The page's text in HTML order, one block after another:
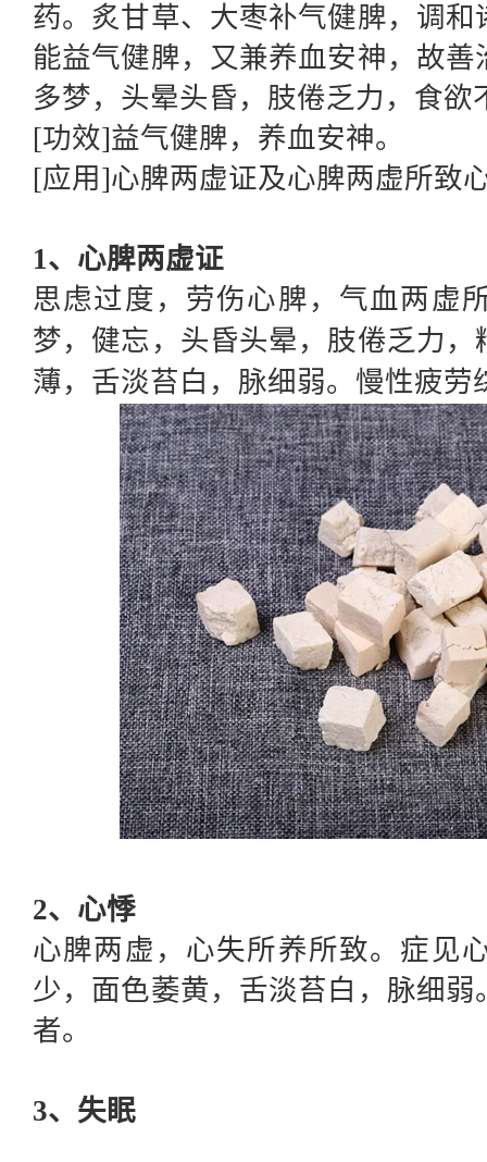
药。炙甘草、大枣补气健脾，调
能益气健脾，又兼养血安神，故
多梦，头晕头昏，肢倦乏力，食欲
[功效]益气健脾，养血安神。
[应用]心脾两虚证及心脾两虚所致
1、心脾两虚证
思虑过度，劳伤心脾，气血两虚
梦，健忘，头昏头晕，肢倦乏力
薄，舌淡苔白，脉细弱。慢性疲劳
2、心悸
心脾两虚，心失所养所致。症见
少，面色萎黄，舌淡苔白，脉细
者。
3、失眠